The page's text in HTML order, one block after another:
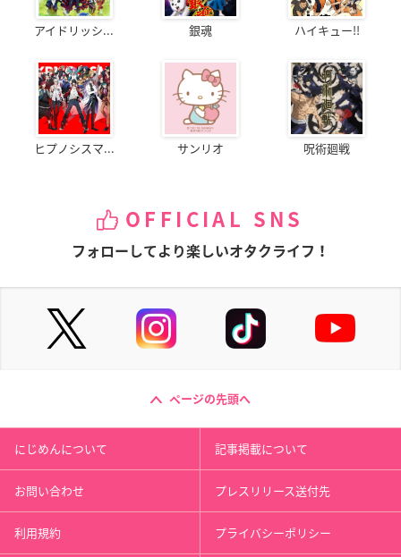
アイドリッシ... 銀魂 ハイキュー!!
ヒプノシスマ... サンリオ 呪術廻戦
OFFICIAL SNS
フォローしてより楽しいオタクライフ！
ページの先頭へ
にじめんについて 記事掲載について
お問い合わせ プレスリリース送付先
利用規約 プライバシーポリシー